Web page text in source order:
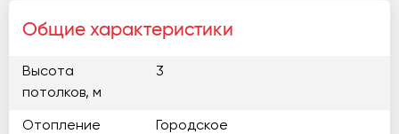
Общие характеристики
Высота
потолков, м
3
Отопление Городское